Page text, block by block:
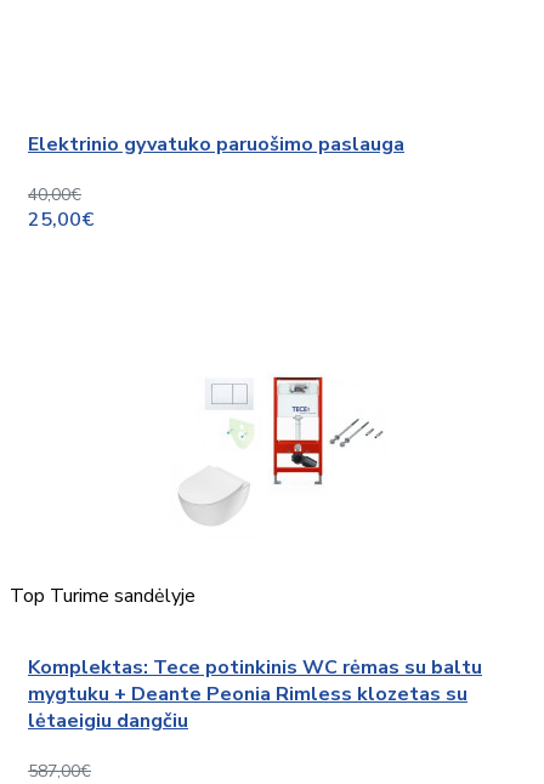
Elektrinio gyvatuko paruošimo paslauga
40,00€
25,00€
Top Turime sandėlyje
Komplektas: Tece potinkinis WC rėmas su baltu
mygtuku + Deante Peonia Rimless klozetas su
lėtaeigiu dangčiu
587,00€